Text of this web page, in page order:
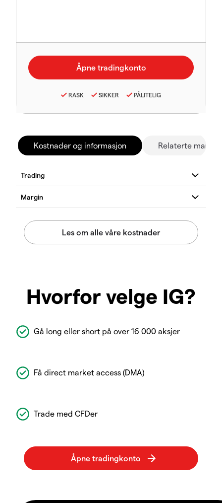
RASK SIKKER PÅLITELIG
Kostnader og informasjon Relaterte
Hvorfor velge IG?
Gå long eller short på over 16 000 aksjer
Få direct market access (DMA)
Trade med CFDer